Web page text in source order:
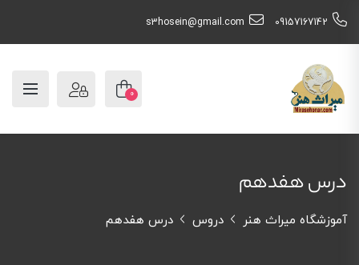
09157167142
s3hosein@gmail.com
0
درس هفدهم
آموزشگاه میراث هنر دروس درس هفدهم